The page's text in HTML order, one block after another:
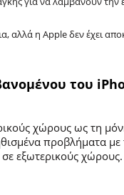
αλλά η Apple δεν έχει
του
χώρους ως τη
προβλήματα
εξωτερικούς χώρους.